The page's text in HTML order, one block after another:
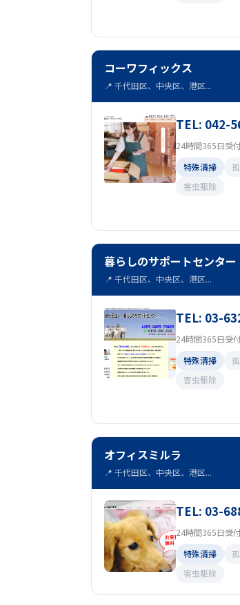
コーワフィックス
📍 千代田区、中央区、港区...
TEL: 042-
24時間365日受
特殊清掃
害虫駆除
暮らしのサポートセンター
📍 千代田区、中央区、港区...
TEL: 03-
24時間365日受
特殊清掃
害虫駆除
オフィスミルラ
📍 千代田区、中央区、港区...
TEL: 03-
24時間365日受
特殊清掃
害虫駆除